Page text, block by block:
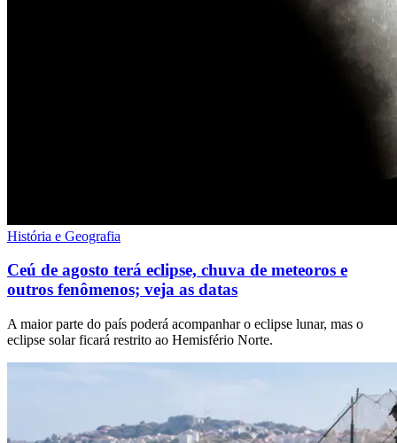
História e Geografia
Ceú de agosto terá eclipse, chuva de meteoros e
outros fenômenos; veja as datas
A maior parte do país poderá acompanhar o eclipse lunar, mas o
eclipse solar ficará restrito ao Hemisfério Norte.